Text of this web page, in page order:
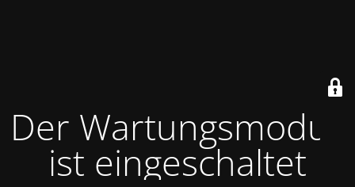
Der Wartungsmodus
ist eingeschaltet